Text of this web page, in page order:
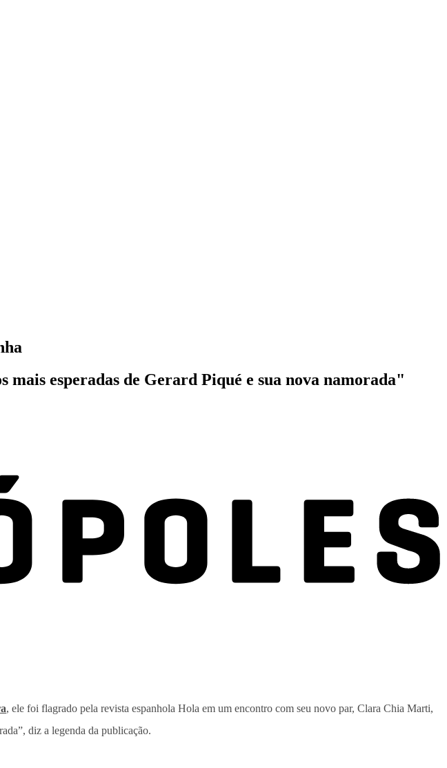
esperadas de Gerard Piqué e sua nova namorada"
, ele foi flagrado pela revista espanhola Hola em um encontro com seu novo par, Clara Chia Marti,
diz a legenda da publicação.